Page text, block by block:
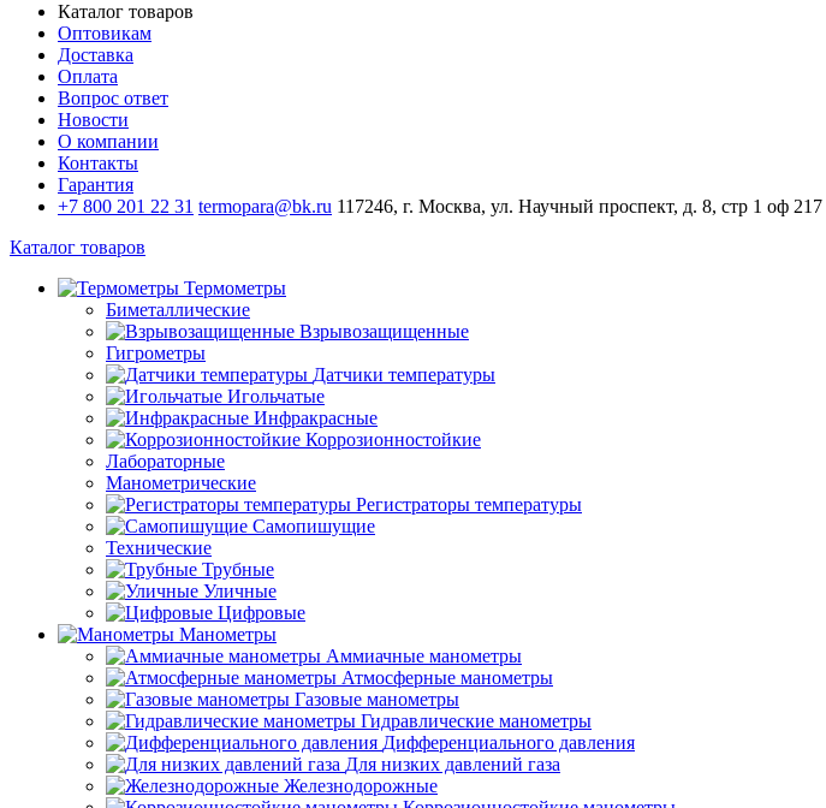
Каталог товаров
Оптовикам
Доставка
Оплата
Вопрос ответ
Новости
О компании
Контакты
Гарантия
+7 800 201 22 31 termopara@bk.ru 117246, г. Москва, ул. Научный проспект, д. 8, стр 1 оф 217
Каталог товаров
Термометры
Биметаллические
Взрывозащищенные
Гигрометры
Датчики температуры
Игольчатые
Инфракрасные
Коррозионностойкие
Лабораторные
Манометрические
Регистраторы температуры
Самопишущие
Технические
Трубные
Уличные
Цифровые
Манометры
Аммиачные манометры
Атмосферные манометры
Газовые манометры
Гидравлические манометры
Дифференциального давления
Для низких давлений газа
Железнодорожные